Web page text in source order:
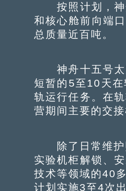
按照计划，神
和核心舱前向端
总质量近百吨。
神舟十五号太
短暂的5至10天
轨运行任务。在
营期间主要的交
除了日常维护
实验机柜解锁、
技术等领域的40
计划实施3至4次